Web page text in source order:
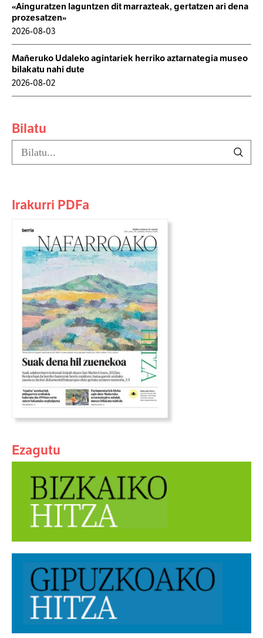
«Ainguratzen laguntzen dit marrazteak, gertatzen ari dena
prozesatzen»
2026-08-03
Mañeruko Udaleko agintariek herriko aztarnategia museo
bilakatu nahi dute
2026-08-02
Bilatu
Irakurri PDFa
Ezagutu